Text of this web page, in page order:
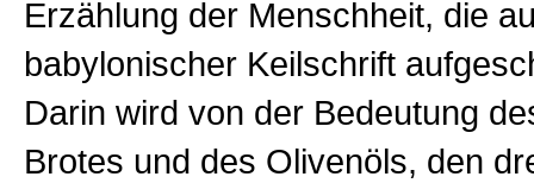
Erzählung der Menschheit, die
babylonischer Keilschrift
Darin wird von der Bedeutung
Brotes und des Olivenöls, den